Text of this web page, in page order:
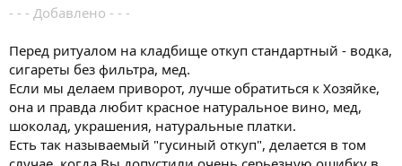
- - - Добавлено - - -
Перед ритуалом на кладбище откуп стандартный - водка,
сигареты без фильтра, мед.
Если мы делаем приворот, лучше обратиться к Хозяйке,
она и правда любит красное натуральное вино, мед,
шоколад, украшения, натуральные платки.
Есть так называемый "гусиный откуп", делается в том